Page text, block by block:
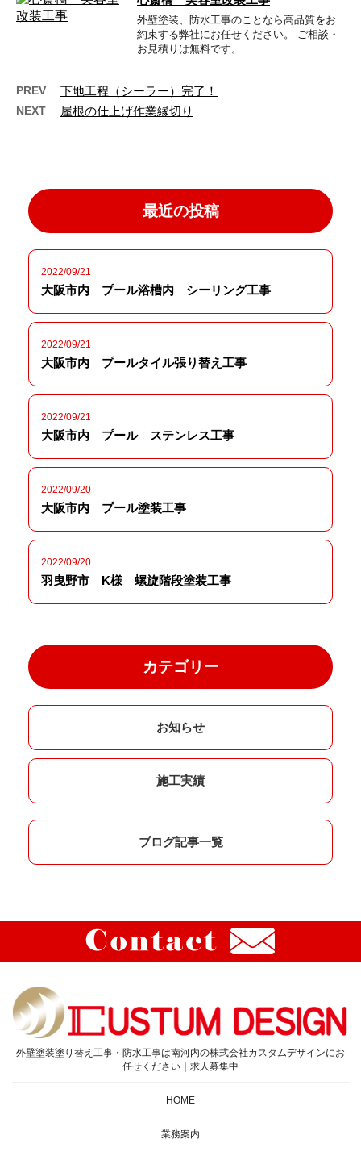
外壁塗装、防水工事のことなら高品質をお
約束する弊社にお任せください。 ご相談・
お見積りは無料です。 …
PREV 下地工程（シーラー）完了！
NEXT 屋根の仕上げ作業縁切り
最近の投稿
2022/09/21
大阪市内 プール浴槽内 シーリング工事
2022/09/21
大阪市内 プールタイル張り替え工事
2022/09/21
大阪市内 プール ステンレス工事
2022/09/20
大阪市内 プール塗装工事
2022/09/20
羽曳野市 K様 螺旋階段塗装工事
カテゴリー
お知らせ
施工実績
ブログ記事一覧
外壁塗装塗り替え工事・防水工事は南河内の株式会社カスタムデザインにお
任せください｜求人募集中
HOME
業務案内